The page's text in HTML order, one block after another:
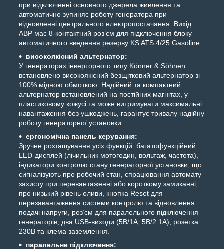
при відключенні основного джерела живлення та
автоматично зупиняє роботу генератора при
відновленні центрального електропостачання. Вихід
АВР має 8-контактний роз’єм для підключення блоку
автоматичного введення резерву KS ATS 4/25 Gasoline.
високоякісний альтернатор:
У генераторах інверторного типу Könner & Söhnen
встановлено високоякісний безщітковий альтернатор зі
100% мідною обмоткою. Надійний та компактний
альтернатор встановлений на постійних магнітах, у
пластиковому кожусі та може витримувати максимальні
навантаження без ушкоджень, гарантує тривалу надійну
роботу генераторної установки.
ергономічна панель керування:
Зручне розташування усіх функцій: багатофункційний
LED-дисплей (лічильник мотогодин, вольтаж, частота),
індикатори контролю стану генераторної установки, що
сигналізують про робочий стан, спрацювання автомату
захисту при перевантаженні або короткому замиканні,
про низький рівень оливи, кнопка Reset для
перезавантаження системи контролю та відновлення
подачі напруги, роз’єм для паралельного підключення
генераторів, два USB-виходи (5B/1A, 5B/2.1A), розетка
230В та клема заземлення.
паралельне підключення: